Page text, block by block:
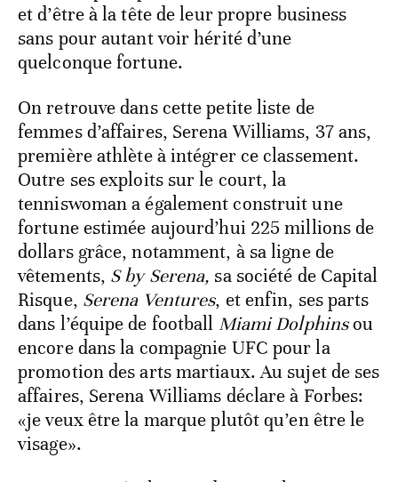
et d’être à la tête de leur propre business
sans pour autant voir hérité d’une
quelconque fortune.
On retrouve dans cette petite liste de
femmes d’affaires, Serena Williams, 37 ans,
première athlète à intégrer ce classement.
Outre ses exploits sur le court, la
tenniswoman a également construit une
fortune estimée aujourd’hui 225 millions de
dollars grâce, notamment, à sa ligne de
vêtements, S by Serena, sa société de Capital
Risque, Serena Ventures, et enfin, ses parts
dans l’équipe de football Miami Dolphinsou
encore dans la compagnie UFC pour la
promotion des arts martiaux. Au sujet de ses
affaires, Serena Williams déclare à Forbes:
«je veux être la marque plutôt qu’en être le
visage».